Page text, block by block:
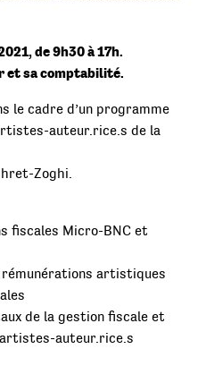
de 9h30 à 17h.
et sa comptabilité.
le cadre d’un programme
auteur.rice.s de la
Zoghi.
fiscales Micro-BNC et
artistiques
de la gestion fiscale et
auteur.rice.s